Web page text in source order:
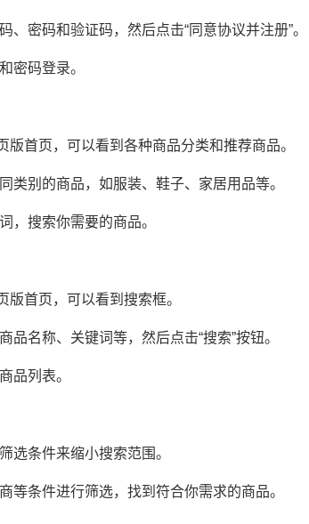
、密码和验证码，然后点击“同意协议并注册”。
密码登录。
版首页，可以看到各种商品分类和推荐商品。
类别的商品，如服装、鞋子、家居用品等。
，搜索你需要的商品。
版首页，可以看到搜索框。
品名称、关键词等，然后点击“搜索”按钮。
品列表。
选条件来缩小搜索范围。
等条件进行筛选，找到符合你需求的商品。